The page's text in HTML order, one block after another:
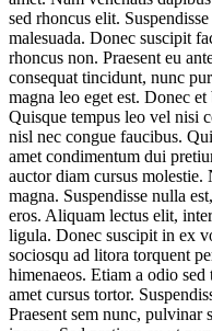
sed rhoncus elit.
malesuada. Donec suscipit
rhoncus non. Praesent eu
consequat tincidunt, nunc
magna leo eget est. Donec
Quisque tempus leo vel nisi
nisl nec congue faucibus.
amet condimentum dui
auctor diam cursus
magna. Suspendisse nulla
eros. Aliquam lectus elit,
ligula. Donec suscipit in ex
sociosqu ad litora torquent
himenaeos. Etiam a odio
amet cursus tortor.
Praesent sem nunc, pulvinar